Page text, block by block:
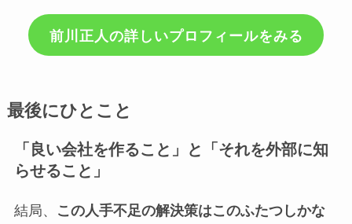
前川正人の詳しいプロフィールをみる
最後にひとこと
「良い会社を作ること」と「それを外部に知
らせること」
結局、 この人手不足の解決策はこのふたつしかな